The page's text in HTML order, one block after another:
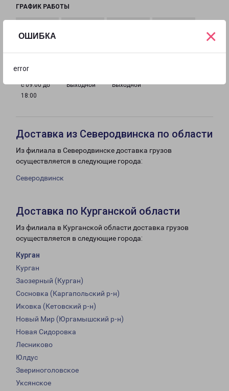
ОШИБКА
error
×
ГРАФИК РАБОТЫ
с 09:00 до
18:00
18:00
18:00
18:00
с 09:00 до
18:00
Выходной Выходной
Доставка из Северодвинска по области
Из филиала в Северодвинске доставка грузов
осуществляется в следующие города:
Северодвинск
Доставка по Курганской области
Из филиала в Курганской области доставка грузов
осуществляется в следующие города:
Курган
Курган
Заозерный (Курган)
Сосновка (Каргапольский р-н)
Иковка (Кетовский р-н)
Новый Мир (Юргамышский р-н)
Новая Сидоровка
Лесниково
Юлдус
Звериноголовское
Уксянское